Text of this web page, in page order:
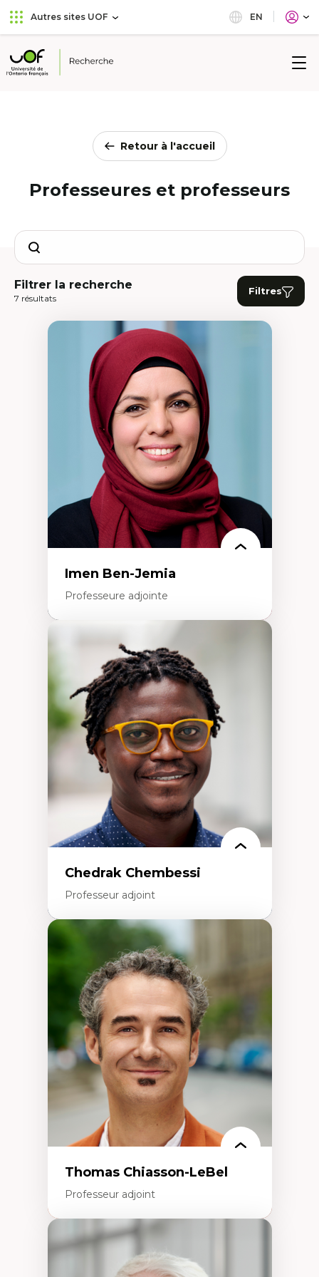
Aller
au
principal
Passer
au
Autres sites UOF EN
Université
Retour à l'accueil
Professeures et professeurs
Search
Filtrer la recherche
7 résultats
Filtres
Imen Ben-Jemia
Professeure adjointe
Expertises
Discours sur la ville et représentations
Mosquées, formes et usages au Canada
Reconnaissance et représentations des
communautés immigrantes dans l'espace
urbain
Design architectural et urbain
Patrimoine et patrimonialisation
Études postcoloniales et décolonisation des
savoirs
Chedrak Chembessi
Professeur adjoint
Économie circulaire
Modèles d’affaires durables
Histoire des faits économiques
Gestion durable des ressources naturelles
Écologie industrielle
Aménagement durable du territoire
Développement régional
Coopératives
Télétravail en milieu rural francophone
Transition socio-écologique
Thomas Chiasson-LeBel
Professeur adjoint
Expertises
Théories du développement
Économie politique comparée